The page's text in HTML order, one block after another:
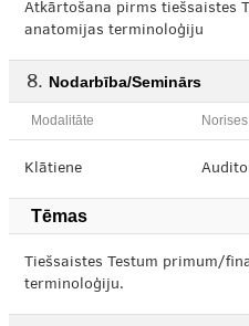
Atkārtošana pirms tiešsaistes
anatomijas terminoloģiju
Nodarbība/Seminārs
Modalitāte
Klātiene
Tēmas
Tiešsaistes Testum primum/
terminoloģiju.